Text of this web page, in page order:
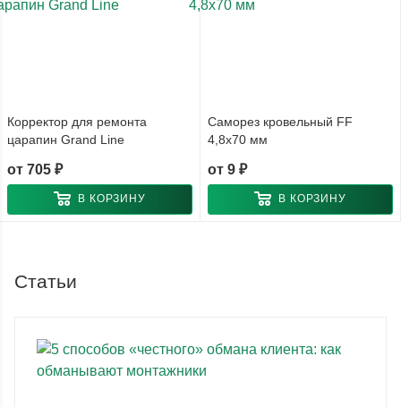
Корректор для ремонта
царапин Grand Line
от 705 ₽
В КОРЗИНУ
Саморез кровельный FF
4,8x70 мм
от 9 ₽
В КОРЗИНУ
Статьи